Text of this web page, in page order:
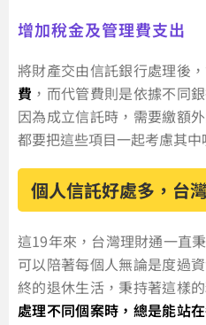
增加稅金及管理費支出
將財產交由信託銀行處理後
費 ，而代管費則是依據不同
因為成立信託時，需要繳額
都要把這些項目一起考慮其中
個人信託好處多，台
這19年來，台灣理財通一直
可以陪著每個人無論是度過
終的退休生活，秉持著這樣
處理不同個案時，總是能站